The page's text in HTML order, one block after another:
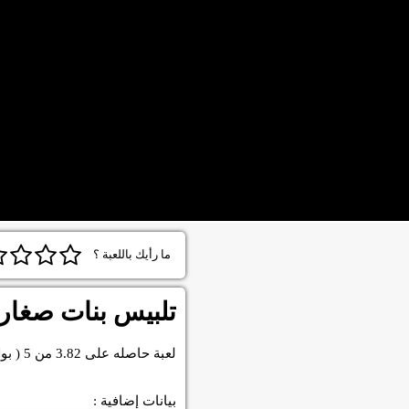
ما رأيك باللعبة ؟
تلبيس بنات صغار
لعبة حاصله على 3.82 من 5
(
بيانات إضافية :